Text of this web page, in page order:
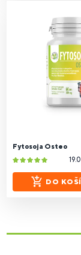
Fytosoja Osteo
DO